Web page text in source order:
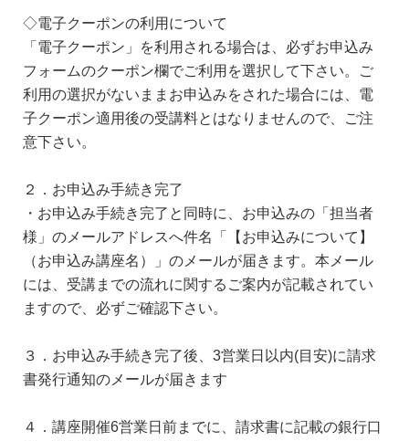
◇電子クーポンの利用について
「電子クーポン」を利用される場合は、必ずお申込み
フォームのクーポン欄でご利用を選択して下さい。ご
利用の選択がないままお申込みをされた場合には、電
子クーポン適用後の受講料とはなりませんので、ご注
意下さい。
２．お申込み手続き完了
・お申込み手続き完了と同時に、お申込みの「担当者
様」のメールアドレスへ件名「【お申込みについて】
（お申込み講座名）」のメールが届きます。本メール
には、受講までの流れに関するご案内が記載されてい
ますので、必ずご確認下さい。
３．お申込み手続き完了後、3営業日以内(目安)に請求
書発行通知のメールが届きます
４．講座開催6営業日前までに、請求書に記載の銀行口